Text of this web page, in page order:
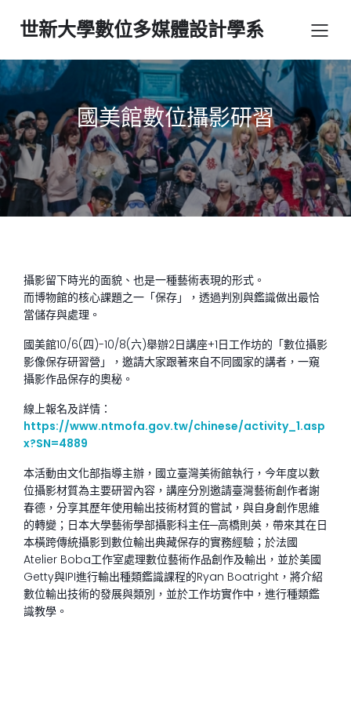
世新大學數位多媒體設計學系
國美館數位攝影研習
攝影留下時光的面貌、也是一種藝術表現的形式。
而博物館的核心課題之一「保存」，透過判別與鑑識做出最恰
當儲存與處理。
國美館10/6(四)-10/8(六)舉辦2日講座+1日工作坊的「數位攝影
影像保存研習營」，邀請大家跟著來自不同國家的講者，一窺
攝影作品保存的奧秘。
線上報名及詳情：
https://www.ntmofa.gov.tw/chinese/activity_1.asp
x?SN=4889
本活動由文化部指導主辦，國立臺灣美術館執行，今年度以數
位攝影材質為主要研習內容，講座分別邀請臺灣藝術創作者謝
春德，分享其歷年使用輸出技術材質的嘗試，與自身創作思維
的轉變；日本大學藝術學部攝影科主任─高橋則英，帶來其在日
本橫跨傳統攝影到數位輸出典藏保存的實務經驗；於法國
Atelier Boba工作室處理數位藝術作品創作及輸出，並於美國
Getty與IPI進行輸出種類鑑識課程的Ryan Boatright，將介紹
數位輸出技術的發展與類別，並於工作坊實作中，進行種類鑑
識教學。